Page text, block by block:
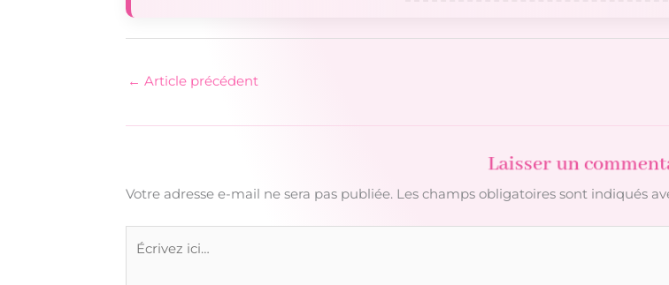
← Article précédent
Laisser un
Votre adresse e-mail ne sera pas publiée. Les champs obligatoires sont indiqués